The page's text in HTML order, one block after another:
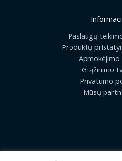
Paslaugų
Produktų
Apmokėjimo
Grąžinimo
Privatumo
Mūsų
2026 © Visos teisės